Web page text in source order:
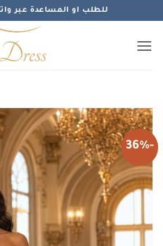
للطلب او المساعدة عبر واتس اب
-36%